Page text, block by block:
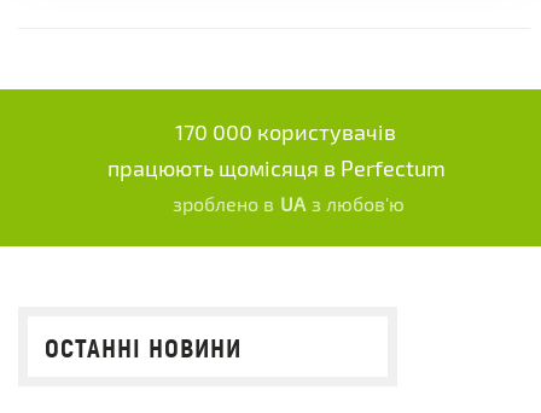
170 000 користувачів
працюють щомісяця в Perfectum
зроблено в UA з любов'ю
ОСТАННІ НОВИНИ